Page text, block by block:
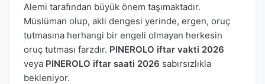
Alemi tarafından büyük önem taşımaktadır.
Müslüman olup, akli dengesi yerinde, ergen, oruç
tutmasına herhangi bir engeli olmayan herkesin
oruç tutması farzdır. PINEROLO iftar vakti 2026
veya PINEROLO iftar saati 2026 sabırsızlıkla
bekleniyor.